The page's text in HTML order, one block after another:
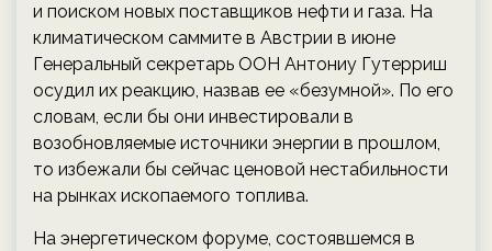
и поиском новых поставщиков нефти и газа. На
климатическом саммите в Австрии в июне
Генеральный секретарь ООН Антониу Гутерриш
осудил их реакцию, назвав ее «безумной». По его
словам, если бы они инвестировали в
возобновляемые источники энергии в прошлом,
то избежали бы сейчас ценовой нестабильности
на рынках ископаемого топлива.
На энергетическом форуме, состоявшемся в